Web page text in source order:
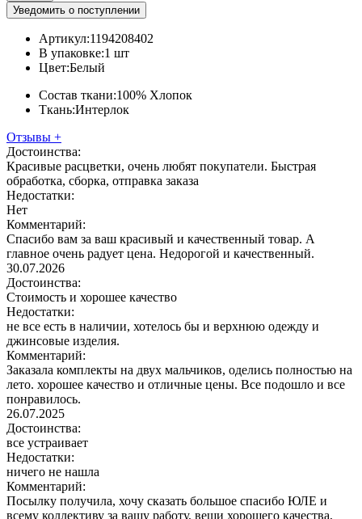
Уведомить о поступлении
Артикул:1194208402
В упаковке:1 шт
Цвет:Белый
Состав ткани:100% Хлопок
Ткань:Интерлок
Отзывы +
Достоинства:
Красивые расцветки, очень любят покупатели. Быстрая
обработка, сборка, отправка заказа
Недостатки:
Нет
Комментарий:
Спасибо вам за ваш красивый и качественный товар. А
главное очень радует цена. Недорогой и качественный.
30.07.2026
Достоинства:
Стоимость и хорошее качество
Недостатки:
не все есть в наличии, хотелось бы и верхнюю одежду и
джинсовые изделия.
Комментарий:
Заказала комплекты на двух мальчиков, оделись полностью на
лето. хорошее качество и отличные цены. Все подошло и все
понравилось.
26.07.2025
Достоинства:
все устраивает
Недостатки:
ничего не нашла
Комментарий:
Посылку получила, хочу сказать большое спасибо ЮЛЕ и
всему коллективу за вашу работу, вещи хорошего качества,